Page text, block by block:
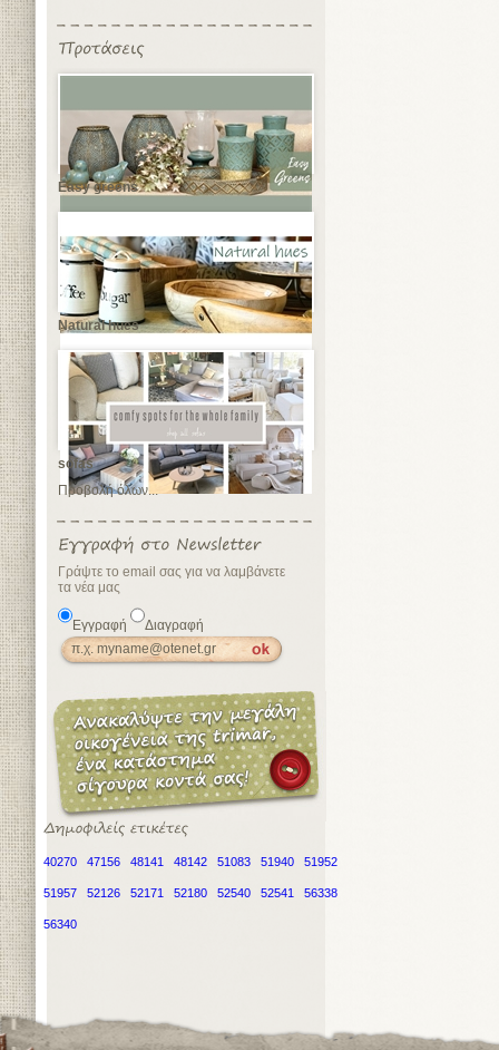
Easy greens
Natural hues
sofas
Προβολή όλων...
Γράψτε το email σας για να λαμβάνετε
τα νέα μας
Εγγραφή Διαγραφή
40270 47156 48141 48142 51083 51940 51952
51957 52126 52171 52180 52540 52541 56338
56340